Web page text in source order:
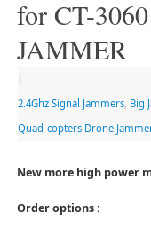
for CT-
JAMMER
2.4Ghz Signal Jammers, Big
Quad-copters Drone
New more high power
Order options :